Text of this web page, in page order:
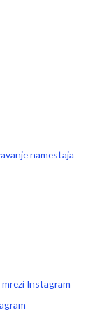
namestaja
Instagram